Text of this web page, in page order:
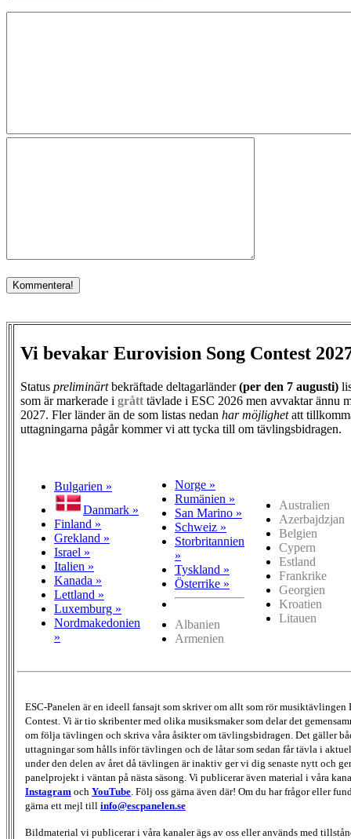
Vi bevakar Eurovision Song Contest
Status preliminärtbekräftade deltagarländer(per den 7 augusti)
som är markerade i grått tävlade i ESC 2026 men avvaktar ännu
2027. Fler länder än de som listas nedan har möjlighetatt
uttagningarna pågår kommer vi att tycka till om tävlingsbidragen.
Bulgarien »
Danmark »
Finland »
Grekland »
Israel »
Italien »
Kanada »
Lettland »
Luxemburg »
Nordmakedonien
»
Norge »
Rumänien »
San Marino »
Schweiz »
Storbritannien
»
Tyskland »
Österrike »
Albanien
Armenien
Australien
Azerbajdzjan
Belgien
Cypern
Estland
Frankrike
Georgien
Kroatien
Litauen
ESC-Panelen är en ideell fansajt som skriver om allt som rör musiktävlingen
Contest. Vi är tio skribenter med olika musiksmaker som delar det
om följa tävlingen och skriva våra åsikter om tävlingsbidragen. Det gäller
uttagningar som hålls inför tävlingen och de låtar som sedan får tävla i
under den delen av året då tävlingen är inaktiv ger vi dig senaste nytt och
panelprojekt i väntan på nästa säsong. Vi publicerar även material i våra
Instagram och YouTube . Följ oss gärna även där! Om du har frågor eller
gärna ett mejl till info@escpanelen.se
Bildmaterial vi publicerar i våra kanaler ägs av oss eller används med